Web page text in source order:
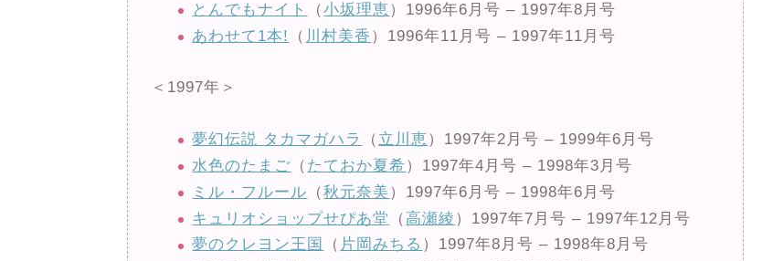
とんでもナイト
（小坂理恵 ）1996年6月号 – 1997年8月号
あわせて1本!
（ 川村美香 ）1996年11月号 – 1997年11月号
＜1997年＞
夢幻伝説 タカマガハラ （ 立川恵 ）1997年2月号 – 1999年6月号
水色のたまご （ たておか夏希 ）1997年4月号 – 1998年3月号
ミル・フルール （秋元奈美 ）1997年6月号 – 1998年6月号
キュリオショップせぴあ堂
（高瀬綾 ）1997年7月号 – 1997年12月号
夢のクレヨン王国
（ 片岡みちる ）1997年8月号 – 1998年8月号